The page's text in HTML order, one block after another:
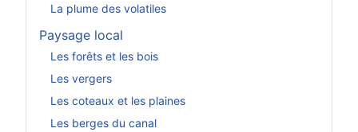
La plume des volatiles
Paysage local
Les forêts et les bois
Les vergers
Les coteaux et les plaines
Les berges du canal